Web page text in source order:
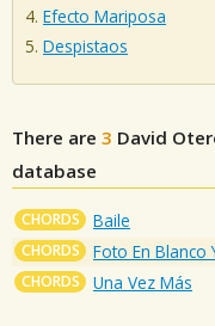
Efecto Mariposa
Despistaos
There are 3 David
database
CHORDS Baile
CHORDS Foto En Blanco
CHORDS Una Vez Más